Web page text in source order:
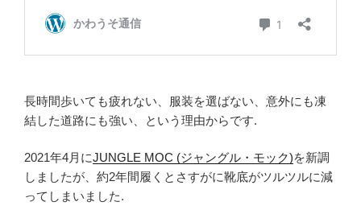
長時間歩いても疲れない、服装を選ばない、意外にも凍
結した道路にも強い、という理由からです.
2021年4月にJUNGLE MOC (ジャングル・モック)を新調
しましたが、約2年間履くとさすがに靴底がツルツルに減
ってしまいました.